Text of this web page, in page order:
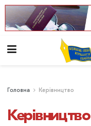
Головна Керівництво
Керівництво